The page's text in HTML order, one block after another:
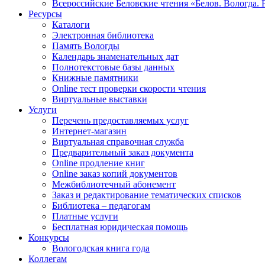
Всероссийские Беловские чтения «Белов. Вологда.
Ресурсы
Каталоги
Электронная библиотека
Память Вологды
Календарь знаменательных дат
Полнотекстовые базы данных
Книжные памятники
Online тест проверки скорости чтения
Виртуальные выставки
Услуги
Перечень предоставляемых услуг
Интернет-магазин
Виртуальная справочная служба
Предварительный заказ документа
Online продление книг
Online заказ копий документов
Межбиблиотечный абонемент
Заказ и редактирование тематических списков
Библиотека – педагогам
Платные услуги
Бесплатная юридическая помощь
Конкурсы
Вологодская книга года
Коллегам